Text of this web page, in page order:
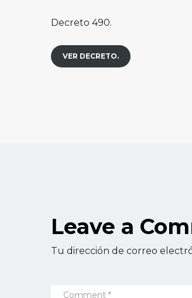
Decreto 490.
VER DECRETO.
Leave a
Tu dirección de correo